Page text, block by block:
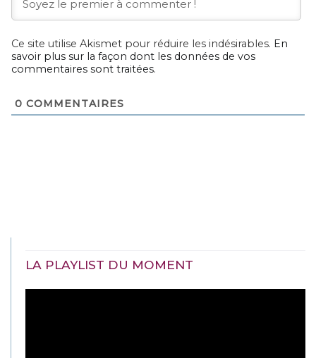
Ce site utilise Akismet pour réduire les indésirables. En
savoir plus sur la façon dont les données de vos
commentaires sont traitées.
0 COMMENTAIRES
LA PLAYLIST DU MOMENT